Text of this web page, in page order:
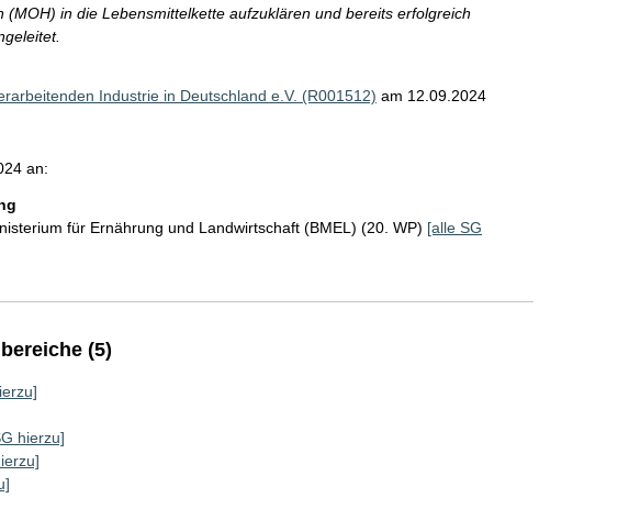
(MOH) in die Lebensmittelkette aufzuklären und bereits erfolgreich
Industrie in Deutschland e.V. (R001512) am 12.09.2024
an:
für Ernährung und Landwirtschaft (BMEL) (20. WP) [alle SG
(5)
hierzu]